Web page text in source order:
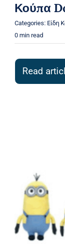
Κούπα
Categories: Είδη
0 min read
Read